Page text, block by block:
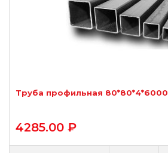
Труба профильная 80*80*4*6000
4285.00 ₽